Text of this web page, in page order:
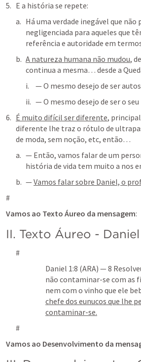
E a história se repete:
Há uma verdade inegável que não
negligenciada para aqueles que
referência e autoridade em
A natureza humana não mudou,
continua a mesma… desde a
— O mesmo desejo de ser
— O mesmo desejo de ser o
É muito difícil ser diferente,
diferente lhe traz o rótulo de
de moda, sem noção, etc, então…
— Então, vamos falar de um
história de vida tem muito a nos
— Vamos falar sobre Daniel, o
#
Vamos ao Texto Áureo da mensagem:
II. Texto Áureo - Daniel
#
Daniel 1:8 (ARA) — 8
não contaminar-se com as
nem com o vinho que ele
chefe dos eunucos que lhe
contaminar-se.
#
Vamos ao Desenvolvimento da